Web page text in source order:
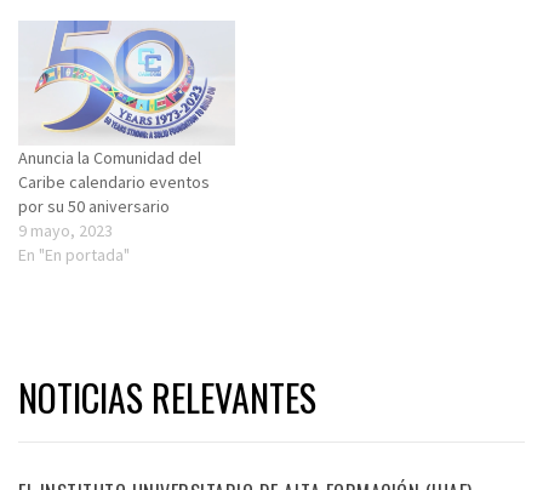
Anuncia la Comunidad del
Caribe calendario eventos
por su 50 aniversario
9 mayo, 2023
En "En portada"
NOTICIAS RELEVANTES